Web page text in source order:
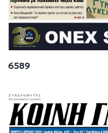
6589